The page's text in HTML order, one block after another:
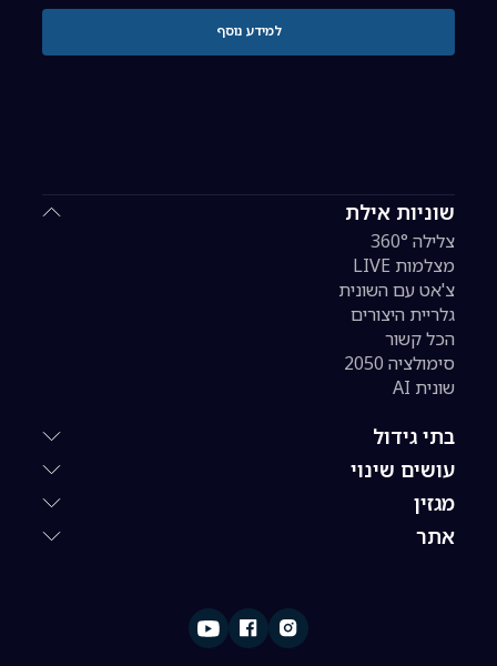
שוניות אילת
צלילה 360°
מצלמות LIVE
צ'אט עם השונית
גלריית היצורים
הכל קשור
סימולציה 2050
שונית AI
בתי גידול
עושים שינוי
מגזין
אתר
למידע נוסף